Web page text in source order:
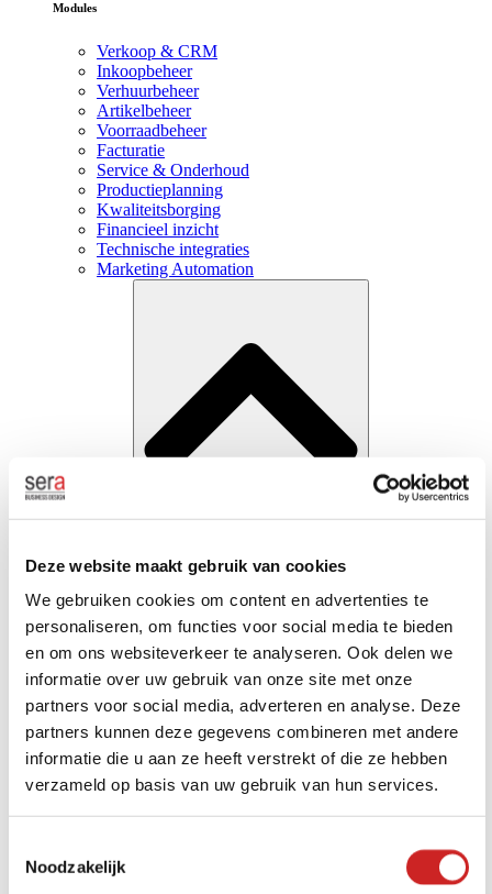
Deze website maakt gebruik van cookies
We gebruiken cookies om content en advertenties te
personaliseren, om functies voor social media te bieden
en om ons websiteverkeer te analyseren. Ook delen we
informatie over uw gebruik van onze site met onze
partners voor social media, adverteren en analyse. Deze
partners kunnen deze gegevens combineren met andere
informatie die u aan ze heeft verstrekt of die ze hebben
verzameld op basis van uw gebruik van hun services.
Noodzakelijk
Modules
Verkoop & CRM
Inkoopbeheer
Verhuurbeheer
Artikelbeheer
Voorraadbeheer
Facturatie
Service & Onderhoud
Productieplanning
Kwaliteitsborging
Financieel inzicht
Technische integraties
Marketing Automation
Open Alphens.nl
Alphens.nl